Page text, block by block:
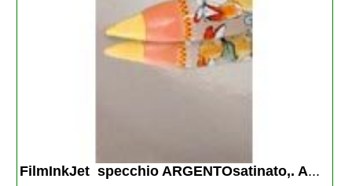
FilmInkJet  specchio ARGENTOsatinato,. A...